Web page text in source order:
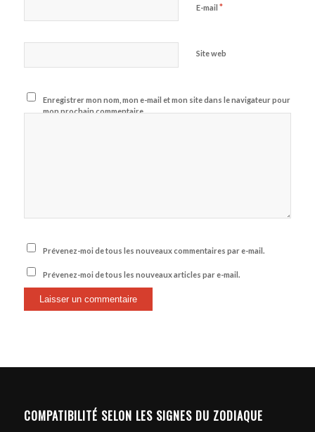
E-mail *
Site web
Enregistrer mon nom, mon e-mail et mon site dans le navigateur pour
mon prochain commentaire.
Prévenez-moi de tous les nouveaux commentaires par e-mail.
Prévenez-moi de tous les nouveaux articles par e-mail.
COMPATIBILITÉ SELON LES SIGNES DU ZODIAQUE